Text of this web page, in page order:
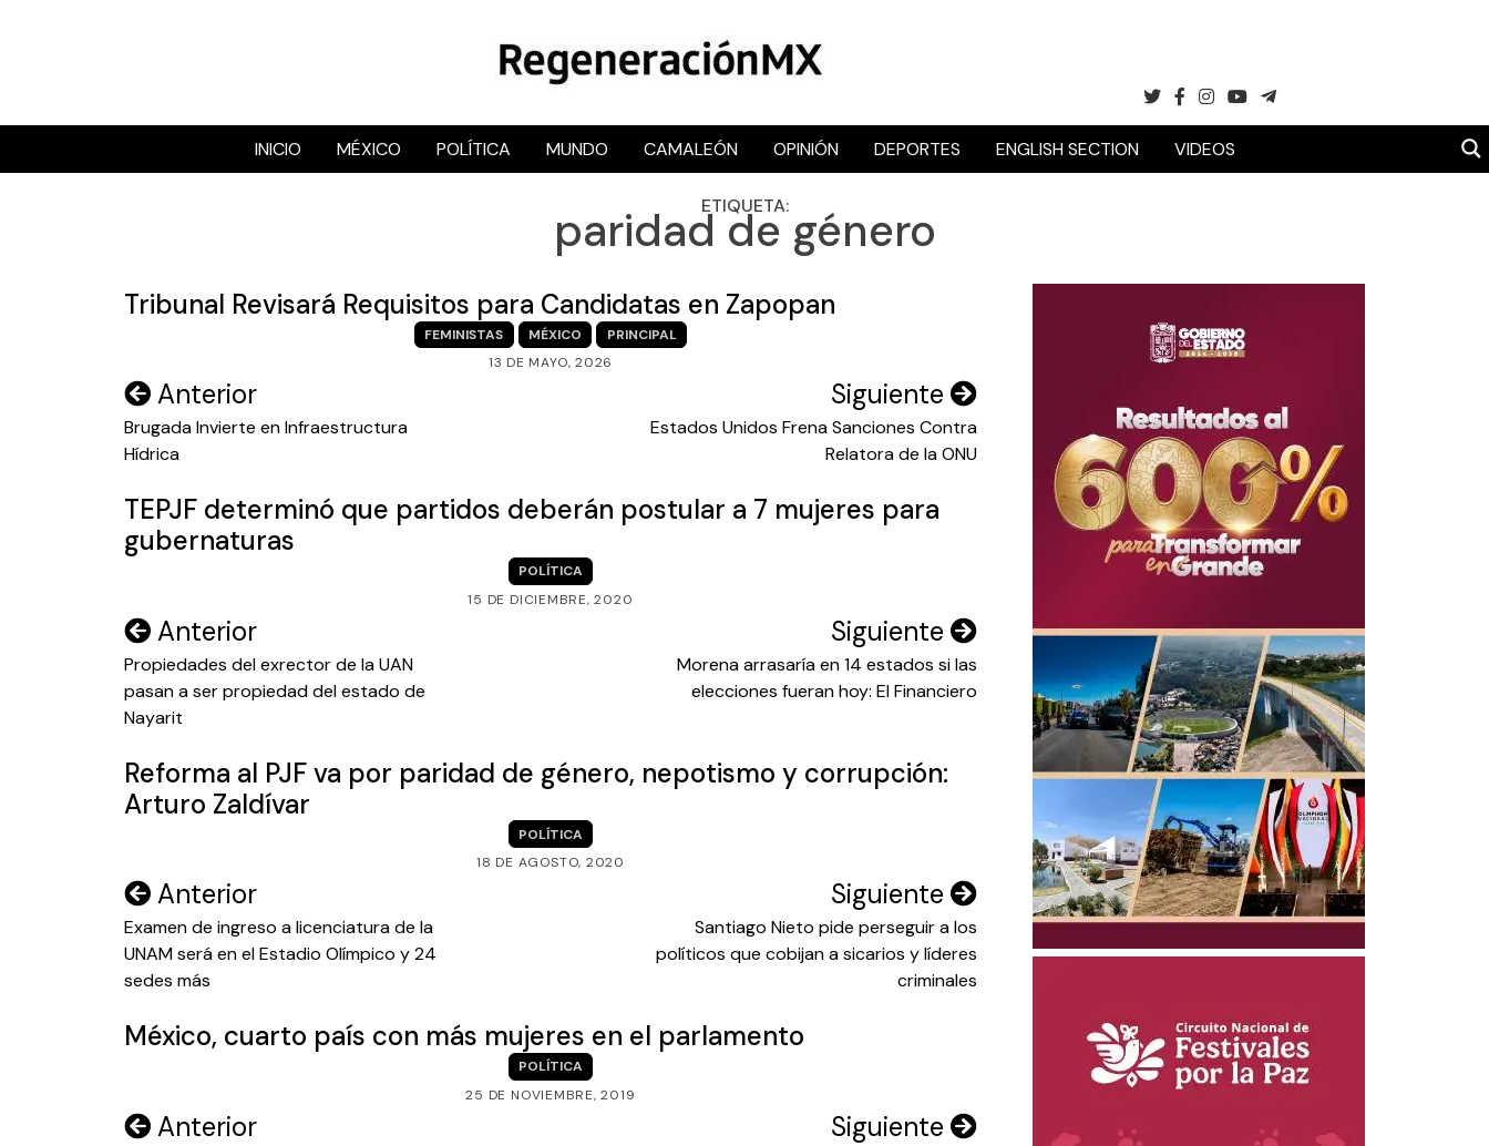
RegeneraciónMX
Sitio de noticias libre e independiente
INICIO MÉXICO POLÍTICA MUNDO CAMALEÓN OPINIÓN DEPORTES ENGLISH SECTION VIDEOS
ETIQUETA:
paridad de género
Tribunal Revisará Requisitos para Candidatas en Zapopan
FEMINISTAS MÉXICO
PRINCIPAL
13 DE MAYO, 2026
Navegación
de
Anterior
Brugada Invierte en Infraestructura
Hídrica
Siguiente
Estados Unidos Frena Sanciones Contra
Relatora de la ONU
TEPJF determinó que partidos deberán postular a 7 mujeres para
gubernaturas
POLÍTICA
15 DE DICIEMBRE, 2020
Navegación
de
entradas
Anterior
Propiedades del exrector de la UAN
pasan a ser propiedad del estado de
Nayarit
Siguiente
Morena arrasaría en 14 estados si las
elecciones fueran hoy: El Financiero
Reforma al PJF va por paridad de género, nepotismo y corrupción:
Arturo Zaldívar
POLÍTICA
18 DE AGOSTO, 2020
Navegación
de
entradas
Anterior
Examen de ingreso a licenciatura de la
UNAM será en el Estadio Olímpico y 24
sedes más
Siguiente
Santiago Nieto pide perseguir a los
políticos que cobijan a sicarios y líderes
criminales
México, cuarto país con más mujeres en el parlamento
POLÍTICA
25 DE NOVIEMBRE, 2019
Navegación
Anterior Siguiente